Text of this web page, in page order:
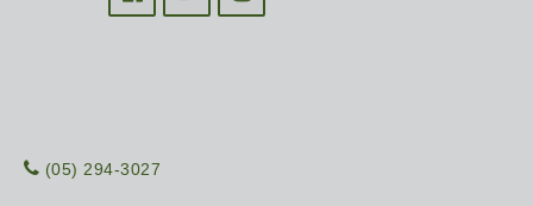
(05) 294-3027